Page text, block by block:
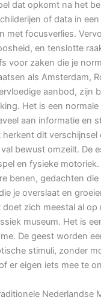
dat opkomt na het
of data in
met focusverlies.
en tenslotte
voor zaken die je
als Amsterdam,
aanbod, zijn
Het is een
aan informatie en
herkent dit verschijnsel
bewust omzeilt. De
en fysieke
benen, gedachten die
je overslaat en
doet zich meestal al
museum. Het is
De geest worden
stimuli, zonder
er eigen iets mee te
Nederlandse